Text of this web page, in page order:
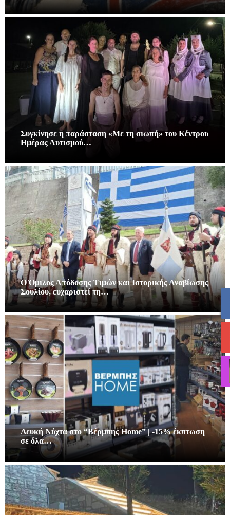
Συγκίνησε η παράσταση «Με τη σιωπή» του Κέντρου
Ημέρας Αυτισμού…
Ο Όμιλος Απόδοσης Τιμών και Ιστορικής Αναβίωσης
Σουλίου, ευχαριστεί τη…
Λευκή Νύχτα στο “Βέρμπης Home” | -15% έκπτωση
σε όλα…